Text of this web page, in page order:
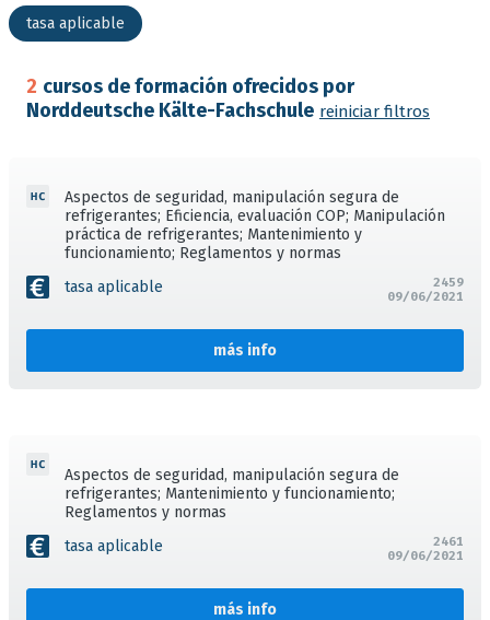
tasa aplicable
2 cursos de formación ofrecidos por
Norddeutsche Kälte-Fachschule reiniciar filtros
Aspectos de seguridad, manipulación segura de
refrigerantes; Eficiencia, evaluación COP; Manipulación
práctica de refrigerantes; Mantenimiento y
funcionamiento; Reglamentos y normas
tasa aplicable
más info
2459
09/06/2021
Aspectos de seguridad, manipulación segura de
refrigerantes; Mantenimiento y funcionamiento;
Reglamentos y normas
tasa aplicable
más info
2461
09/06/2021